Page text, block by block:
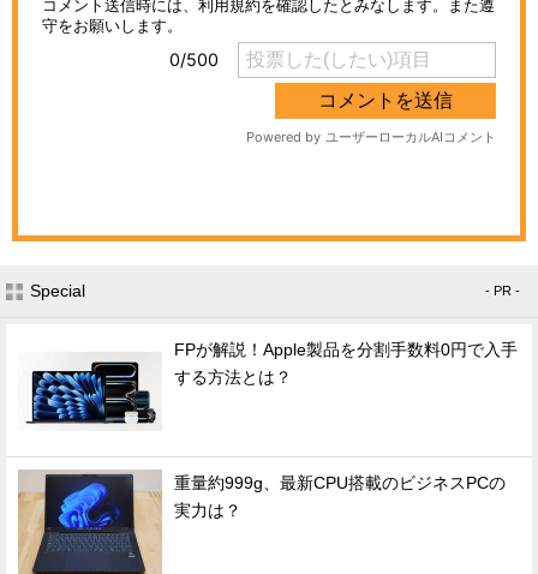
Special - PR -
FPが解説！Apple製品を分割手数料0円で入手
する方法とは？
重量約999g、最新CPU搭載のビジネスPCの
実力は？